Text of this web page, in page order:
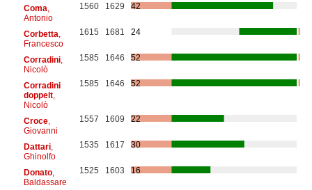
Coma
Antonio
1560 1629 42
Corbetta
Francesco
1615 1681 24
Corradini,
Nicolò
1585 1646 52
Corradini
doppelt,
Nicolò
1585 1646 52
Croce,
Giovanni
1557 1609 22
Dattari,
Ghinolfo
1535 1617 30
Donato,
Baldassare
1525 1603 16